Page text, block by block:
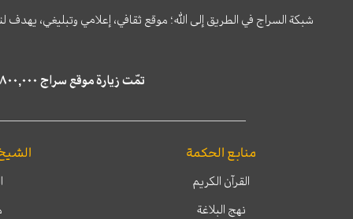
شبكة السراج في الطريق إلى الله؛ موقع ثقافي، إعلامي وتبليغي،
تمّت زيارة موقع سراج ٤,٨٠٠,٠٠٠ مرة خلال الستة أشهر الماضية، كما ظهر في نتائج البحث في محركات البحث٢٢,٢٩٠,٠٠٠ مرّة.
منابع الحكمة
القرآن الكريم
نهج البلاغة